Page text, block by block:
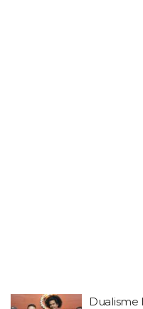
Dualisme